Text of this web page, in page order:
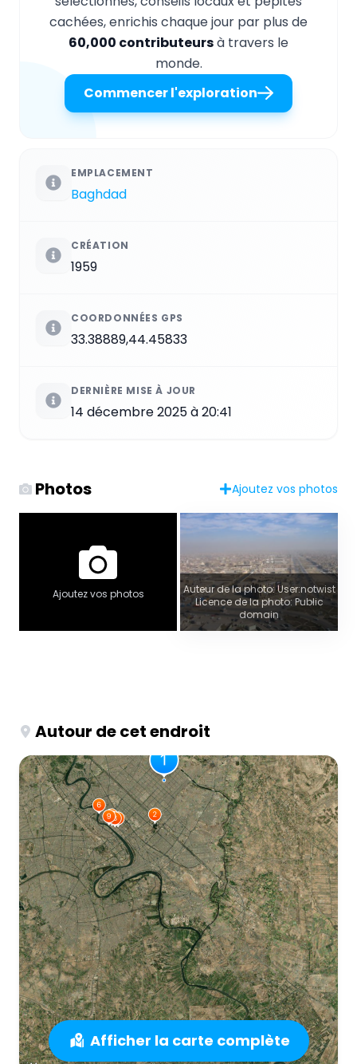
cachées, enrichis chaque jour par plus de
60,000 contributeursà travers le
monde.
Commencer l'exploration
EMPLACEMENT
Baghdad
CRÉATION
1959
COORDONNÉES GPS
33.38889,44.45833
DERNIÈRE MISE À JOUR
14 décembre 2025 à 20:41
Photos Ajoutez vos photos
Ajoutez vos photos
Auteur de la photo: User:notwist
Licence de la photo: Public
domain
Autour de cet endroit
Afficher la carte complète